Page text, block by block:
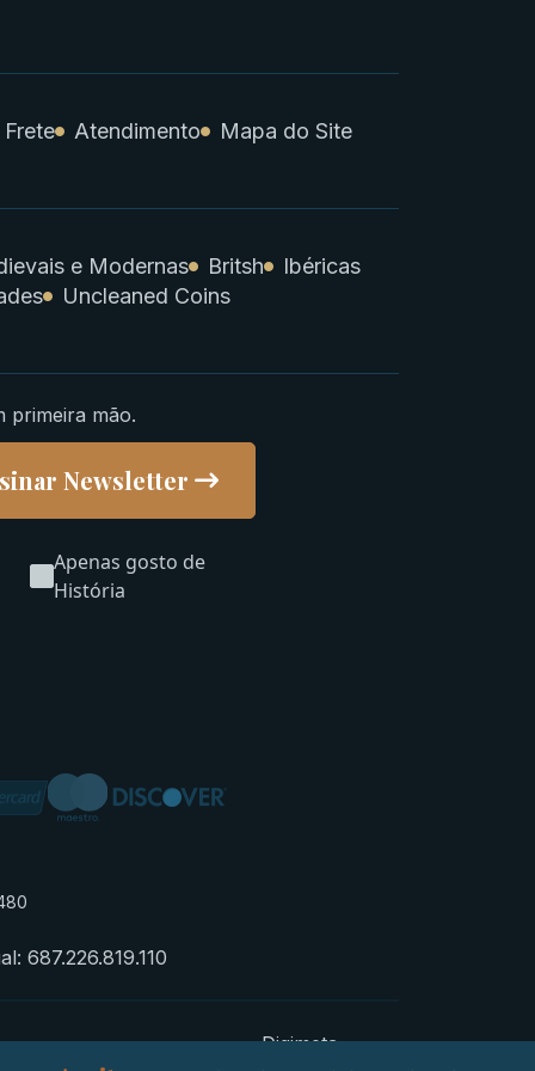
Atendimento Mapa do Site
e Modernas Britsh
Ibéricas
Uncleaned Coins
primeira mão.
Apenas gosto de
História
Newsletter
687.226.819.110
Digimeta